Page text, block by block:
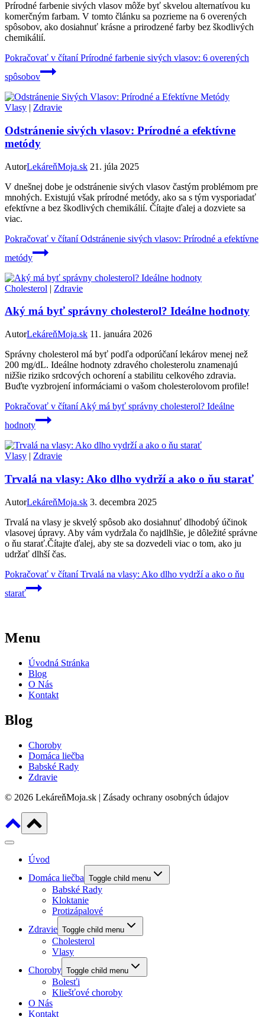
Prírodné farbenie sivých vlasov môže byť skvelou alternatívou ku
komerčným farbam. V tomto článku sa pozrieme na 6 overených
spôsobov, ako dosiahnuť krásne a prirodzené farby bez škodlivých
chemikálií.
Pokračovať v čítaníPrírodné farbenie sivých vlasov: 6 overených
spôsobov
Vlasy | Zdravie
Odstránenie sivých vlasov: Prírodné a efektívne
metódy
AutorLekáreňMoja.sk 21. júla 2025
V dnešnej dobe je odstránenie sivých vlasov častým problémom pre
mnohých. Existujú však prírodné metódy, ako sa s tým vysporiadať
efektívne a bez škodlivých chemikálií. Čítajte ďalej a dozviete sa
viac.
Pokračovať v čítaníOdstránenie sivých vlasov: Prírodné a efektívne
metódy
Cholesterol | Zdravie
Aký má byť správny cholesterol? Ideálne hodnoty
AutorLekáreňMoja.sk 11. januára 2026
Správny cholesterol má byť podľa odporúčaní lekárov menej než
200 mg/dL. Ideálne hodnoty zdravého cholesterolu znamenajú
nižšie riziko srdcových ochorení a stabilitu celkového zdravia.
Buďte vyzbrojení informáciami o vašom cholesterolovom profile!
Pokračovať v čítaníAký má byť správny cholesterol? Ideálne
hodnoty
Vlasy | Zdravie
Trvalá na vlasy: Ako dlho vydrží a ako o ňu starať
AutorLekáreňMoja.sk 3. decembra 2025
Trvalá na vlasy je skvelý spôsob ako dosiahnuť dlhodobý účinok
vlasovej úpravy. Aby vám vydržala čo najdlhšie, je dôležité správne
o ňu starať.Čítajte ďalej, aby ste sa dozvedeli viac o tom, ako ju
udržať dlhší čas.
Pokračovať v čítaníTrvalá na vlasy: Ako dlho vydrží a ako o ňu
starať
Menu
Úvodná Stránka
Blog
O Nás
Kontakt
Blog
Choroby
Domáca liečba
Babské Rady
Zdravie
© 2026 LekáreňMoja.sk | Zásady ochrany osobných údajov
Úvod
Domáca liečba Toggle child menu
Babské Rady
Kloktanie
Protizápalové
Zdravie Toggle child menu
Cholesterol
Vlasy
Choroby Toggle child menu
Bolesťi
Kliešťové choroby
O Nás
Kontakt